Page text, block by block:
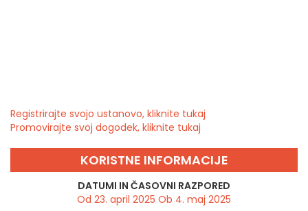
Registrirajte svojo ustanovo, kliknite tukaj
Promovirajte svoj dogodek, kliknite tukaj
KORISTNE INFORMACIJE
DATUMI IN ČASOVNI RAZPORED
Od 23. april 2025 Ob 4. maj 2025